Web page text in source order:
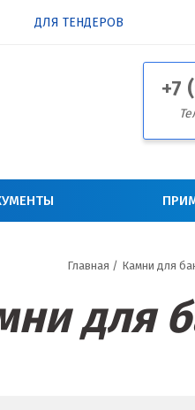
ДЛЯ ТЕНДЕРОВ
+7
Главная / Камни для
для